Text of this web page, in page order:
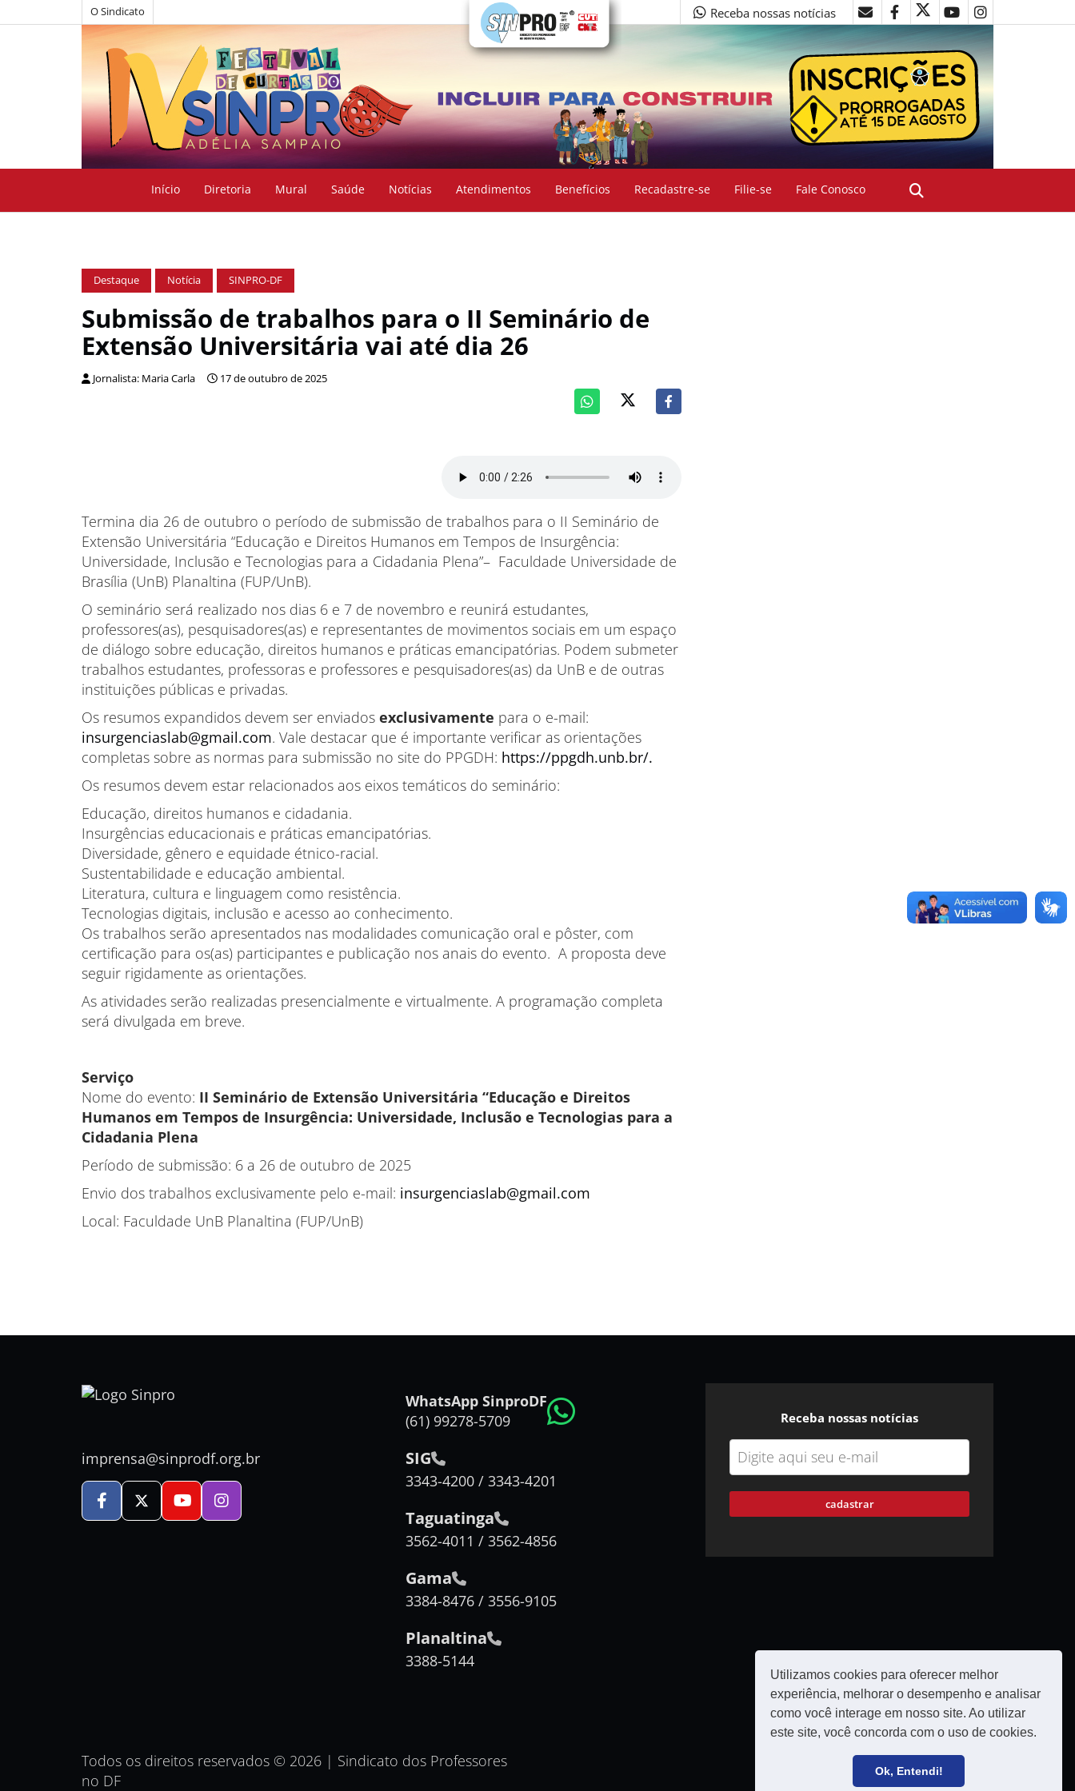
Utilizamos cookies para oferecer melhor
experiência, melhorar o desempenho e analisar
como você interage em nosso site. Ao utilizar
este site, você concorda com o uso de cookies.
Ok, Entendi!
O Sindicato Receba nossas notícias
Início Diretoria Mural Saúde Notícias Atendimentos Benefícios Recadastre-se Filie-se Fale Conosco
Destaque Notícia SINPRO-DF
Submissão de trabalhos para o II Seminário de
Extensão Universitária vai até dia 26
Jornalista: Maria Carla 17 de outubro de 2025
Termina dia 26 de outubro o período de submissão de trabalhos para o II Seminário de
Extensão Universitária “Educação e Direitos Humanos em Tempos de Insurgência:
Universidade, Inclusão e Tecnologias para a Cidadania Plena”– Faculdade Universidade de
Brasília (UnB) Planaltina (FUP/UnB).
O seminário será realizado nos dias 6 e 7 de novembro e reunirá estudantes,
professores(as), pesquisadores(as) e representantes de movimentos sociais em um espaço
de diálogo sobre educação, direitos humanos e práticas emancipatórias. Podem submeter
trabalhos estudantes, professoras e professores e pesquisadores(as) da UnB e de outras
instituições públicas e privadas.
Os resumos expandidos devem ser enviados exclusivamente para o e-mail:
insurgenciaslab@gmail.com. Vale destacar que é importante verificar as orientações
completas sobre as normas para submissão no site do PPGDH: https://ppgdh.unb.br/.
Os resumos devem estar relacionados aos eixos temáticos do seminário:
Educação, direitos humanos e cidadania.
Insurgências educacionais e práticas emancipatórias.
Diversidade, gênero e equidade étnico-racial.
Sustentabilidade e educação ambiental.
Literatura, cultura e linguagem como resistência.
Tecnologias digitais, inclusão e acesso ao conhecimento.
Os trabalhos serão apresentados nas modalidades comunicação oral e pôster, com
certificação para os(as) participantes e publicação nos anais do evento. A proposta deve
seguir rigidamente as orientações.
As atividades serão realizadas presencialmente e virtualmente. A programação completa
será divulgada em breve.
Serviço
Nome do evento: II Seminário de Extensão Universitária “Educação e Direitos
Humanos em Tempos de Insurgência: Universidade, Inclusão e Tecnologias para a
Cidadania Plena
Período de submissão: 6 a 26 de outubro de 2025
Envio dos trabalhos exclusivamente pelo e-mail: insurgenciaslab@gmail.com
Local: Faculdade UnB Planaltina (FUP/UnB)
imprensa@sinprodf.org.br
WhatsApp SinproDF
(61) 99278-5709
SIG
3343-4200 / 3343-4201
Taguatinga
3562-4011 / 3562-4856
Gama
3384-8476 / 3556-9105
Planaltina
3388-5144
Receba nossas notícias
cadastrar
Política de privacidade Filie-se
Todos os direitos reservados © 2026 | Sindicato dos Professores
no DF